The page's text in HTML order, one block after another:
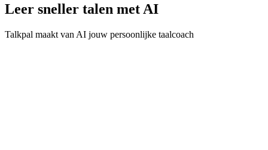
Leer sneller talen met AI
Talkpal maakt van AI jouw persoonlijke taalcoach